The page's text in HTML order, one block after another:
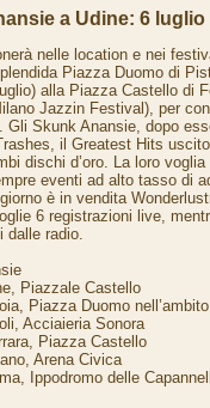
a Udine: 6 luglio
nelle location e nei
Piazza Duomo di
alla Piazza Castello di
Jazzin Festival), per
Gli Skunk Anansie, dopo
il Greatest Hits
dischi d’oro. La loro
eventi ad alto tasso di
è in vendita
6 registrazioni live,
dalle radio.
Piazzale Castello
Piazza Duomo
Acciaieria Sonora
Piazza Castello
Arena Civica
Ippodromo delle